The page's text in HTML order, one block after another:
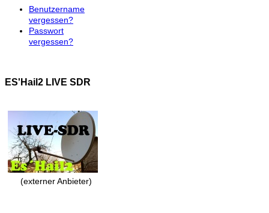
Benutzername
vergessen?
Passwort
vergessen?
ES'Hail2 LIVE SDR
(externer Anbieter)